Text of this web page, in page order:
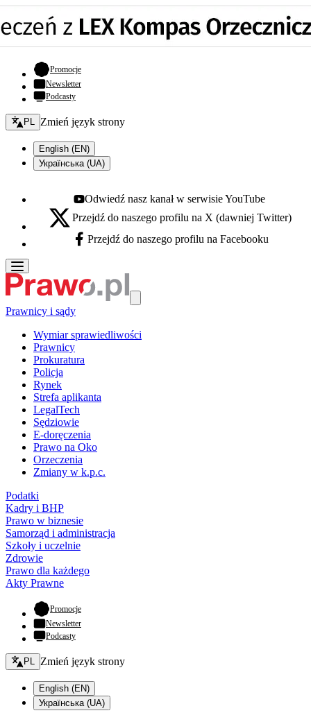
Promocje- otwiera się w nowej karcie
Newsletter
Podcasty
Zmień język - bieżący:
PL Zmień język strony
English (EN)
Українська (UA)
Youtube - otwiera się w nowej karcie
Odwiedź nasz kanał w serwisie YouTube
X - otwiera się w nowej karcie
Przejdź do naszego profilu na X (dawniej Twitter)
Facebook - otwiera się w nowej karcie
Przejdź do naszego profilu na Facebooku
Prawnicy i sądy
Wymiar sprawiedliwości
Prawnicy
Prokuratura
Policja
Rynek
Strefa aplikanta
LegalTech
Sędziowie
E-doręczenia
Prawo na Oko
Orzeczenia
Zmiany w k.p.c.
Podatki
Kadry i BHP
Prawo w biznesie
Samorząd i administracja
Szkoły i uczelnie
Zdrowie
Prawo dla każdego
Akty Prawne
Promocje- otwiera się w nowej karcie
Newsletter
Podcasty
Zmień język - bieżący:
PL Zmień język strony
English (EN)
Українська (UA)